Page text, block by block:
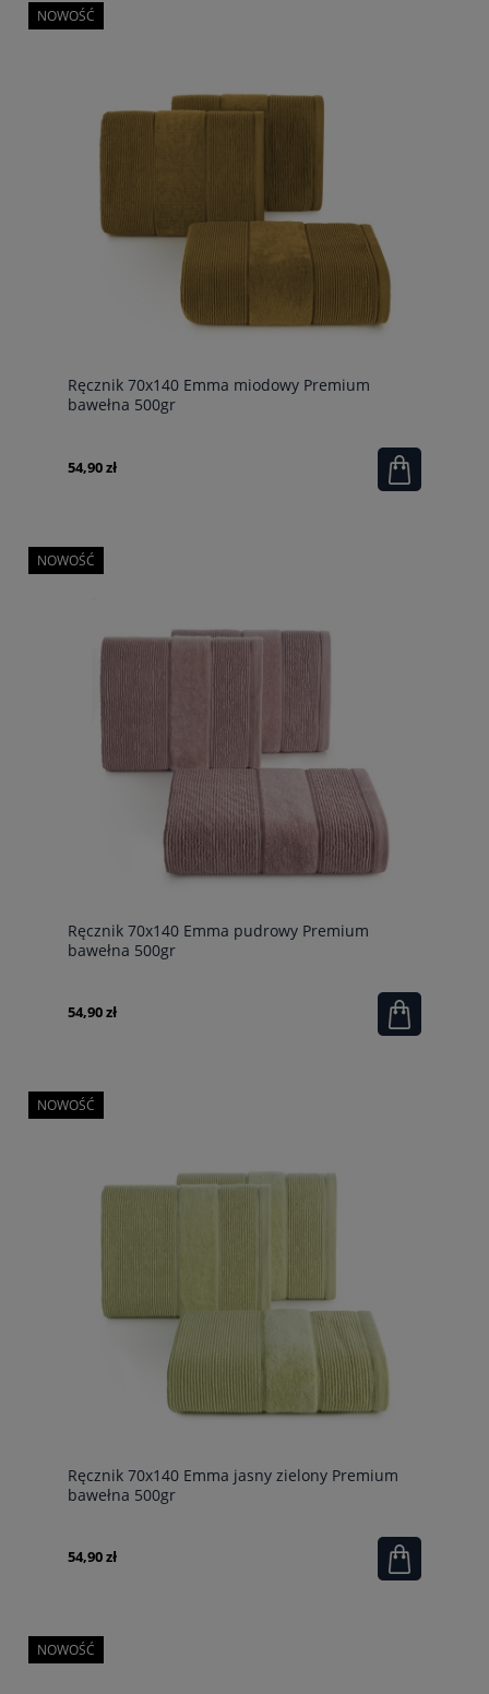
Ręcznik 70x140 Emma miodowy Premium
bawełna 500gr
54,90 zł
NOWOŚĆ
Ręcznik 70x140 Emma pudrowy Premium
bawełna 500gr
54,90 zł
NOWOŚĆ
Ręcznik 70x140 Emma jasny zielony Premium
bawełna 500gr
54,90 zł
NOWOŚĆ
NOWOŚĆ